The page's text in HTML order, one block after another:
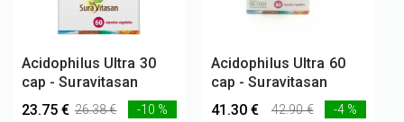
Acidophilus Ultra 30
cap - Suravitasan
23.75 € 26.38 € -10 %
Acidophilus Ultra 60
cap - Suravitasan
41.30 €
42.90 € -4 %